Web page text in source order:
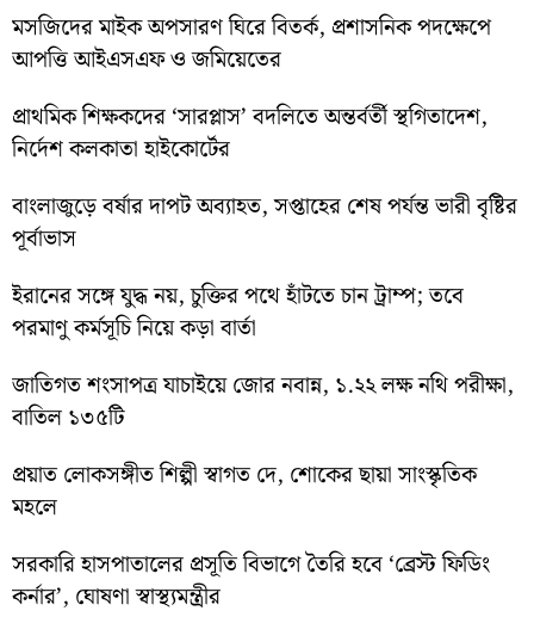
মসজিদের মাইক অপসারণ ঘিরে বিতর্ক, প্রশাসনিক পদক্ষেপে
আপত্তি আইএসএফ ও জমিয়েতের
প্রাথমিক শিক্ষকদের ‘সারপ্লাস’ বদলিতে অন্তর্বর্তী স্থগিতাদেশ,
নির্দেশ কলকাতা হাইকোর্টের
বাংলাজুড়ে বর্ষার দাপট অব্যাহত, সপ্তাহের শেষ পর্যন্ত ভারী বৃষ্টির
পূর্বাভাস
ইরানের সঙ্গে যুদ্ধ নয়, চুক্তির পথে হাঁটতে চান ট্রাম্প; তবে
পরমাণু কর্মসূচি নিয়ে কড়া বার্তা
জাতিগত শংসাপত্র যাচাইয়ে জোর নবান্ন, ১.২২ লক্ষ নথি পরীক্ষা,
বাতিল ১৩৫টি
প্রয়াত লোকসঙ্গীত শিল্পী স্বাগত দে, শোকের ছায়া সাংস্কৃতিক
মহলে
সরকারি হাসপাতালের প্রসূতি বিভাগে তৈরি হবে ‘ব্রেস্ট ফিডিং
কর্নার’, ঘোষণা স্বাস্থ্যমন্ত্রীর